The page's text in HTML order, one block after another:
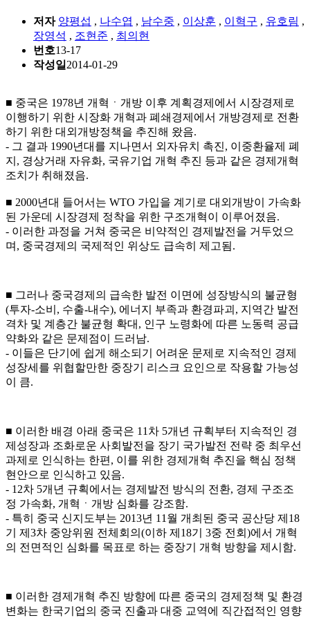
저자 양평섭 , 나수엽 , 남수중 , 이상훈 , 이혁구 , 유호림 ,
장영석 , 조현준 , 최의현
번호13-17
작성일 2014-01-29
■ 중국은 1978년 개혁ㆍ개방 이후 계획경제에서 시장경제로
이행하기 위한 시장화 개혁과 폐쇄경제에서 개방경제로 전환
하기 위한 대외개방정책을 추진해 왔음.
- 그 결과 1990년대를 지나면서 외자유치 촉진, 이중환율제 폐
지, 경상거래 자유화, 국유기업 개혁 추진 등과 같은 경제개혁
조치가 취해졌음.
■ 2000년대 들어서는 WTO 가입을 계기로 대외개방이 가속화
된 가운데 시장경제 정착을 위한 구조개혁이 이루어졌음.
- 이러한 과정을 거쳐 중국은 비약적인 경제발전을 거두었으
며, 중국경제의 국제적인 위상도 급속히 제고됨.
■ 그러나 중국경제의 급속한 발전 이면에 성장방식의 불균형
(투자-소비, 수출-내수), 에너지 부족과 환경파괴, 지역간 발전
격차 및 계층간 불균형 확대, 인구 노령화에 따른 노동력 공급
약화와 같은 문제점이 드러남.
- 이들은 단기에 쉽게 해소되기 어려운 문제로 지속적인 경제
성장세를 위협할만한 중장기 리스크 요인으로 작용할 가능성
이 큼.
■ 이러한 배경 아래 중국은 11차 5개년 규획부터 지속적인 경
제성장과 조화로운 사회발전을 장기 국가발전 전략 중 최우선
과제로 인식하는 한편, 이를 위한 경제개혁 추진을 핵심 정책
현안으로 인식하고 있음.
- 12차 5개년 규획에서는 경제발전 방식의 전환, 경제 구조조
정 가속화, 개혁ㆍ개방 심화를 강조함.
- 특히 중국 신지도부는 2013년 11월 개최된 중국 공산당 제18
기 제3차 중앙위원 전체회의(이하 제18기 3중 전회)에서 개혁
의 전면적인 심화를 목표로 하는 중장기 개혁 방향을 제시함.
■ 이러한 경제개혁 추진 방향에 따른 중국의 경제정책 및 환경
변화는 한국기업의 중국 진출과 대중 교역에 직간접적인 영향